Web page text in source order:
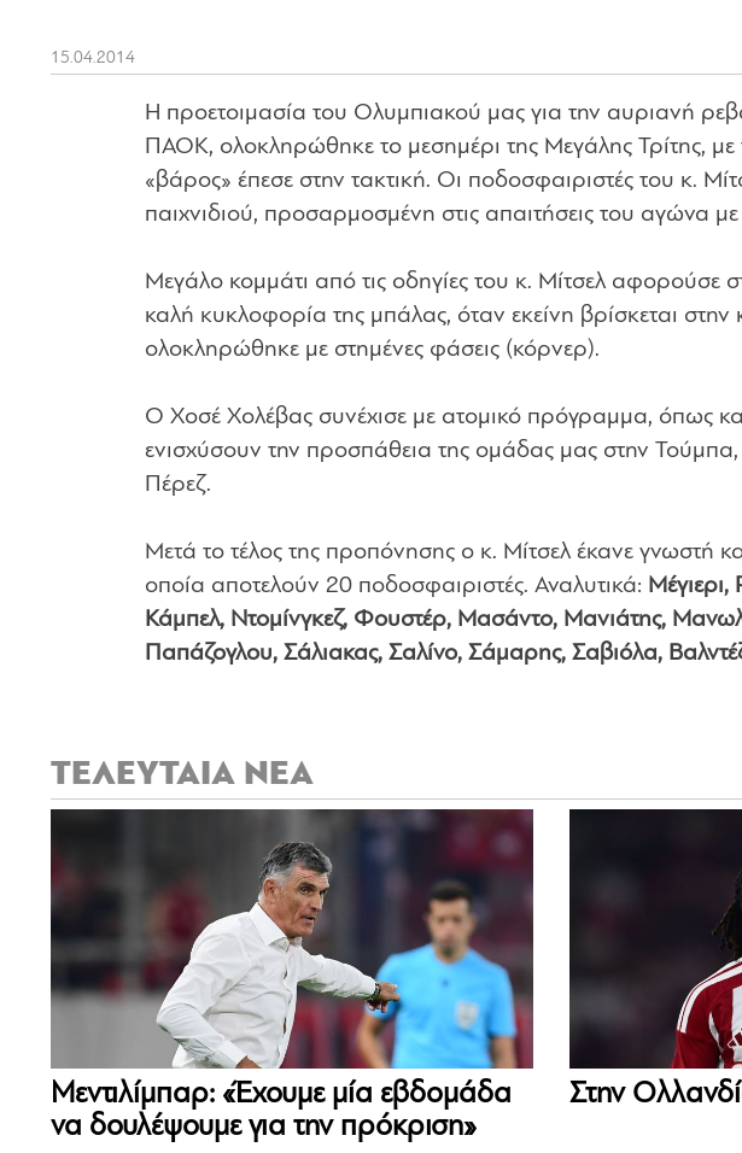
15.04.2014
Η προετοιμασία του Ολυμπιακού μας για την αυριανή
ΠΑΟΚ, ολοκληρώθηκε το μεσημέρι της Μεγάλης Τρίτης, με
«βάρος» έπεσε στην τακτική. Οι ποδοσφαιριστές του κ.
παιχνιδιού, προσαρμοσμένη στις απαιτήσεις του αγώνα
Μεγάλο κομμάτι από τις οδηγίες του κ. Μίτσελ αφορούσε
καλή κυκλοφορία της μπάλας, όταν εκείνη βρίσκεται
ολοκληρώθηκε με στημένες φάσεις (κόρνερ).
Ο Χοσέ Χολέβας συνέχισε με ατομικό πρόγραμμα, όπως
ενισχύσουν την προσπάθεια της ομάδας μας στην Τούμπα,
Πέρεζ.
Μετά το τέλος της προπόνησης ο κ. Μίτσελ έκανε γνωστή
οποία αποτελούν 20 ποδοσφαιριστές. Αναλυτικά:
Κάμπελ, Ντομίνγκεζ, Φουστέρ, Μασάντο, Μανιάτης,
Παπάζογλου, Σάλιακας, Σαλίνο, Σάμαρης, Σαβιόλα,
ΤΕΛΕΥΤΑΙΑ ΝΕΑ
Μεντιλίμπαρ: «Έχουμε μία εβδομάδα
να δουλέψουμε για την πρόκριση»
Στην